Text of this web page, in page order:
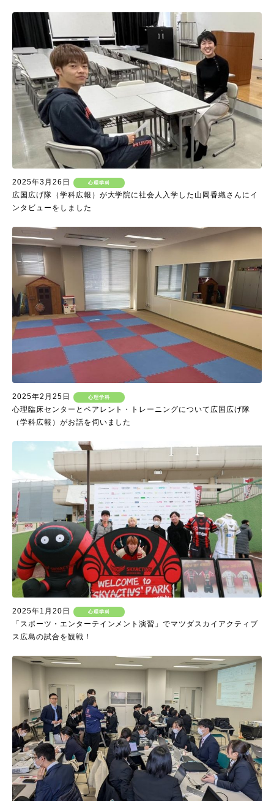
2025年3月26日 心理学科
広国広げ隊（学科広報）が大学院に社会人入学した山岡香織さんにイ
ンタビューをしました
2025年2月25日 心理学科
心理臨床センターとペアレント・トレーニングについて広国広げ隊
（学科広報）がお話を伺いました
2025年1月20日 心理学科
「スポーツ・エンターテインメント演習」でマツダスカイアクティブ
ス広島の試合を観戦！